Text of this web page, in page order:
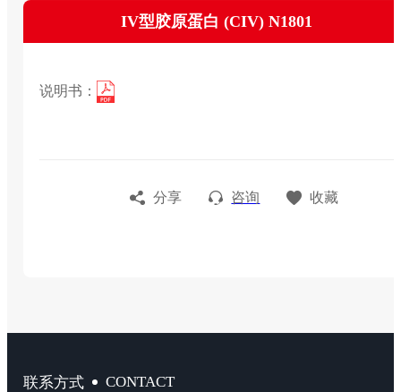
IV型胶原蛋白 (CIV) N1801
说明书：
分享 咨询 收藏
联系方式 CONTACT